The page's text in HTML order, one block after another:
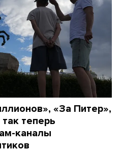
«За Питер»,
теперь
каналы